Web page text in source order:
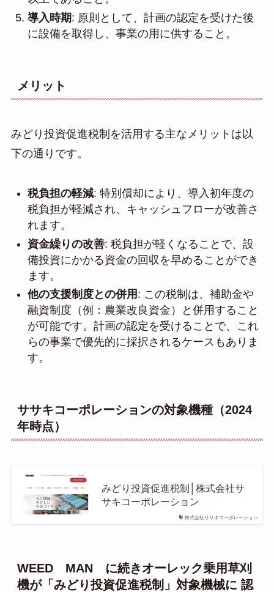
導入時期: 原則として、計画の認定を受けた後
に設備を取得し、事業の用に供すること。
メリット
みどり投資促進税制を活用する主なメリットは以
下の通りです。
税負担の軽減: 特別償却により、導入初年度の
税負担が軽減され、キャッシュフローが改善さ
れます。
資金繰りの改善: 税負担が軽くなることで、設
備投資にかかる資金の回収を早めることができ
ます。
他の支援制度との併用 : この税制は、補助金や
融資制度（例：農業改良資金）と併用すること
が可能です。計画の認定を受けることで、これ
らの事業で優先的に採択されるケースもありま
す。
ササキコーポレーションの対象機種（2024
年時点）
株式会社ササキコーポレーション
みどり投資促進税制│株式会社サ
サキコーポレーション
WEED MAN に続きオーレック乗用草刈
機が「みどり投資促進税制」対象機械に 認